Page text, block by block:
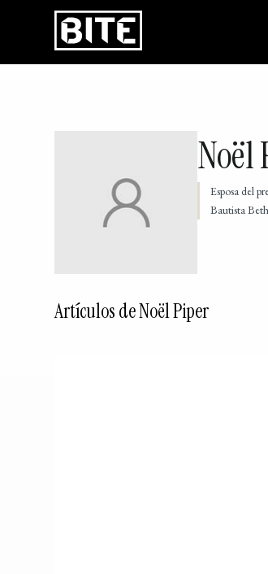
Noël
Esposa del
Bautista
Artículos de Noël Piper